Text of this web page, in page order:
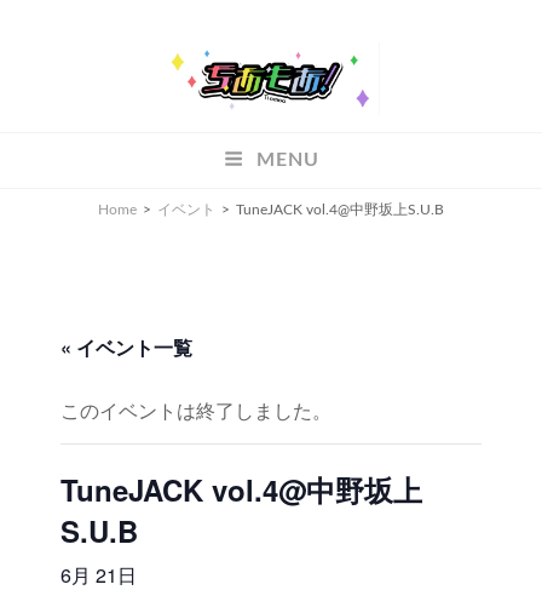
MENU
Home > イベント > TuneJACK vol.4@中野坂上S.U.B
« イベント一覧
このイベントは終了しました。
TuneJACK vol.4@中野坂上
S.U.B
6月 21日